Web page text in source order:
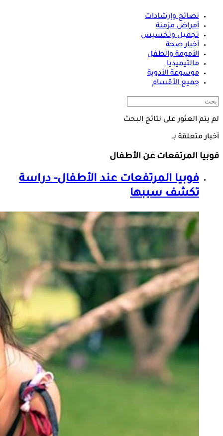
نصائح وإرشادات
أمراض مزمنة
تجميل وتخسيس
أخبار صحة
الأمومة والطفل
مالتيميديا
موسوعة الأدوية
جميع الأقسام
لم يتم العثور على نتائج البحث
أخبار متعلقة بــ
فوبيا المرتفعات عن الأطفال
فوبيا المرتفعات عند الأطفال- دراسة
تكشف سببها